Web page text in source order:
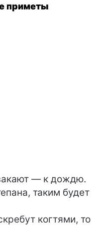
приметы
— к дождю.
таким будет
когтями, то